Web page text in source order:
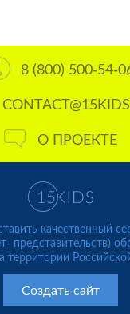
8 (800) 500-54-
О ПРОЕКТЕ
качественный
представительств)
территории
Создать сайт